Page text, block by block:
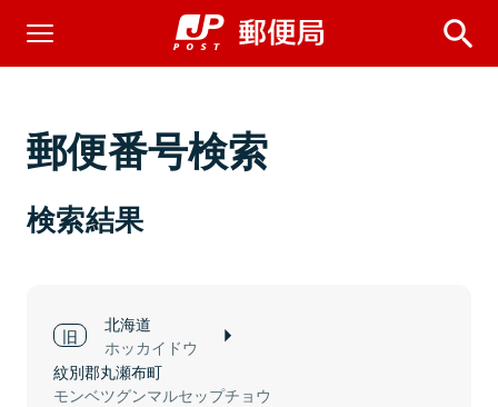
郵便番号検索
検索結果
北海道
ホッカイドウ
紋別郡丸瀬布町
モンベツグンマルセップチョウ